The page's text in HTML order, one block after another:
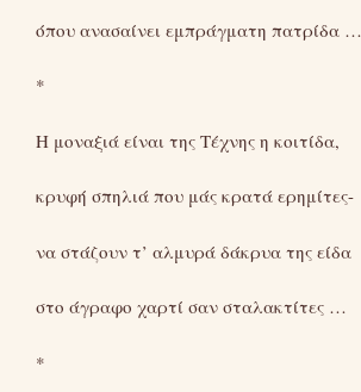
όπου ανασαίνει εμπράγματη πατρίδα …
*
Η μοναξιά είναι της Τέχνης η κοιτίδα,
κρυφή σπηλιά που μάς κρατά ερημίτες-
να στάζουν τ’ αλμυρά δάκρυα της είδα
στο άγραφο χαρτί σαν σταλακτίτες …
*